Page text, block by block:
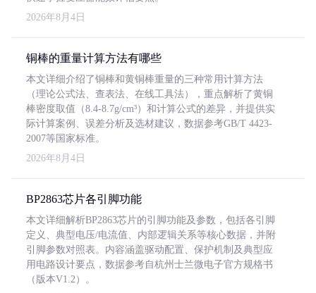
2026年8月4日
铜棒的重量计算方法有哪些
本文详细介绍了铜棒和黄铜棒重量的三种常用计算方法
（理论公式法、查表法、在线工具法），重点解析了黄铜
棒密度取值（8.4-8.7g/cm³）和计算公式的差异，并提供实
际计算案例、误差分析及选材建议，数据参考GB/T 4423-
2007等国家标准。
2026年8月4日
BP2863芯片各引脚功能
本文详细解析BP2863芯片的引脚功能及参数，包括各引脚
定义、典型电压/电流值、内部逻辑关系等核心数据，并附
引脚参数对照表。内容涵盖驱动配置、保护机制及典型应
用电路设计要点，数据参考自杭州士兰微电子官方规格书
（版本V1.2）。